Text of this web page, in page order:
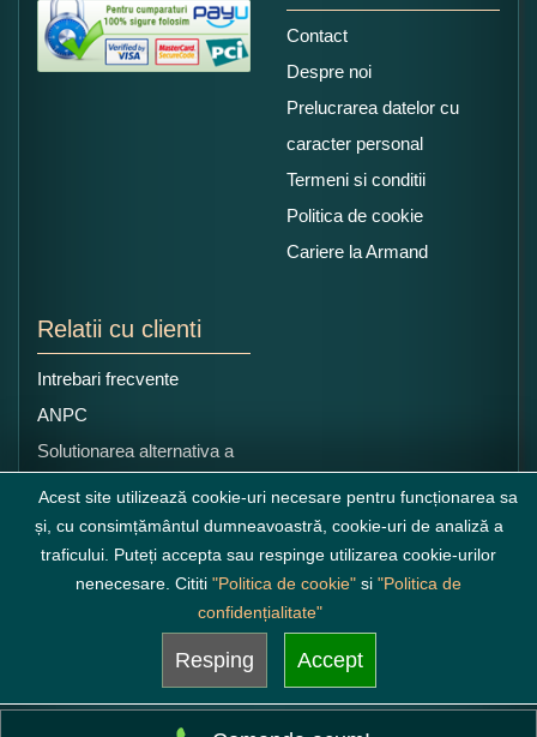
Contact
Despre noi
Prelucrarea datelor cu
caracter personal
Termeni si conditii
Politica de cookie
Cariere la Armand
Relatii cu clienti
Intrebari frecvente
ANPC
Solutionarea alternativa a
litigiilor
Acest site utilizează cookie-uri necesare pentru funcționarea sa
și, cu consimțământul dumneavoastră, cookie-uri de analiză a
traficului. Puteți accepta sau respinge utilizarea cookie-urilor
nenecesare. Cititi "Politica de cookie" si "Politica de
confidențialitate"
Resping Accept